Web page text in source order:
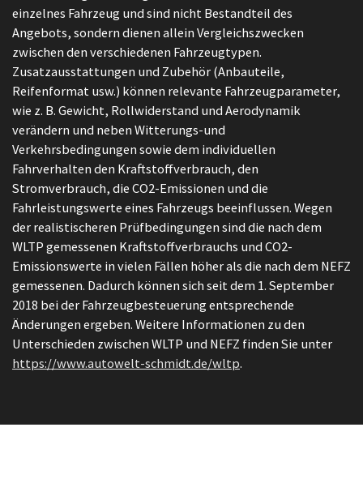
einzelnes Fahrzeug und sind nicht Bestandteil des
Angebots, sondern dienen allein Vergleichszwecken
zwischen den verschiedenen Fahrzeugtypen.
Zusatzausstattungen und Zubehör (Anbauteile,
Reifenformat usw.) können relevante Fahrzeugparameter,
wie z. B. Gewicht, Rollwiderstand und Aerodynamik
verändern und neben Witterungs-und
Verkehrsbedingungen sowie dem individuellen
Fahrverhalten den Kraftstoffverbrauch, den
Stromverbrauch, die CO2-Emissionen und die
Fahrleistungswerte eines Fahrzeugs beeinflussen. Wegen
der realistischeren Prüfbedingungen sind die nach dem
WLTP gemessenen Kraftstoffverbrauchs und CO2-
Emissionswerte in vielen Fällen höher als die nach dem NEFZ
gemessenen. Dadurch können sich seit dem 1. September
2018 bei der Fahrzeugbesteuerung entsprechende
Änderungen ergeben. Weitere Informationen zu den
Unterschieden zwischen WLTP und NEFZ finden Sie unter
https://www.autowelt-schmidt.de/wltp.